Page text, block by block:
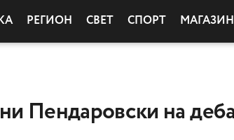
РЕГИОН СВЕТ СПОРТ МАГАЗИН
Пендаровски на